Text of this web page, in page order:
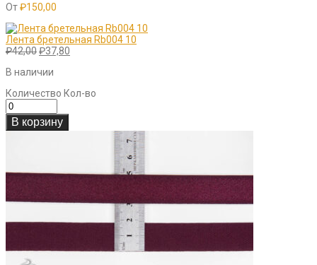
От₽150,00
Лента бретельная Rb004 10
₽42,00Первоначальная
составляла
₽37,80
В наличии
Количество Кол-во
В корзину